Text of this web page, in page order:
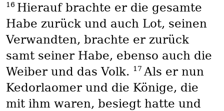
16 Hierauf brachte er die gesamte
Habe zurück und auch Lot, seinen
Verwandten, brachte er zurück
samt seiner Habe, ebenso auch die
Weiber und das Volk. 17 Als er nun
Kedorlaomer und die Könige, die
mit ihm waren, besiegt hatte und